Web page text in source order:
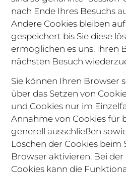
nach Ende Ihres Besuchs
Andere Cookies bleiben
gespeichert bis Sie diese
ermöglichen es uns, Ihren
nächsten Besuch
Sie können Ihren Browser
über das Setzen von
und Cookies nur im
Annahme von Cookies für
generell ausschließen
Löschen der Cookies beim
Browser aktivieren. Bei
Cookies kann die